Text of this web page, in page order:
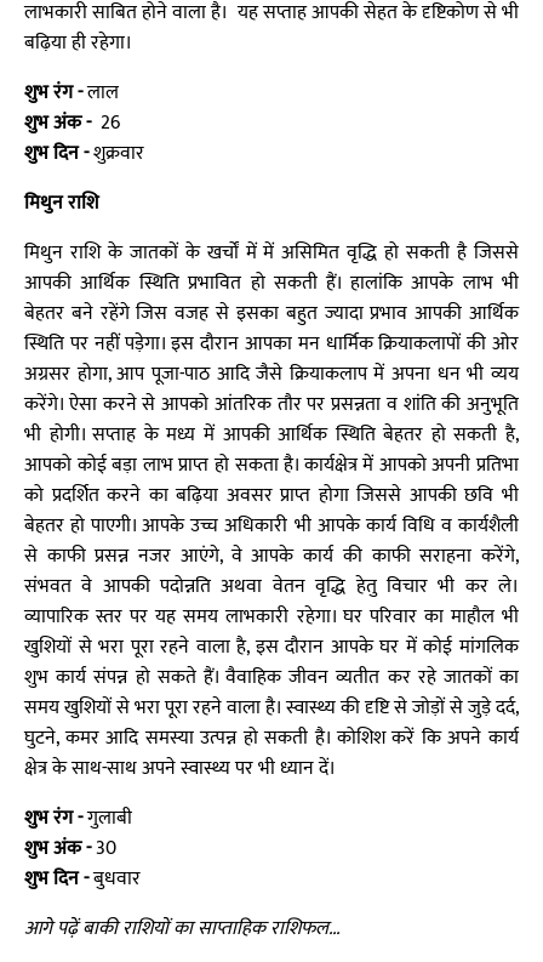
लाभकारी साबित होने वाला है। यह सप्ताह आपकी सेहत के दृष्टिकोण से भी
बढ़िया ही रहेगा।
शुभ रंग -लाल
शुभ अंक -26
शुभ दिन -शुक्रवार
मिथुन राशि
मिथुन राशि के जातकों के खर्चों में में असिमित वृद्धि हो सकती है जिससे
आपकी आर्थिक स्थिति प्रभावित हो सकती हैं। हालांकि आपके लाभ भी
बेहतर बने रहेंगे जिस वजह से इसका बहुत ज्यादा प्रभाव आपकी आर्थिक
स्थिति पर नहीं पड़ेगा। इस दौरान आपका मन धार्मिक क्रियाकलापों की ओर
अग्रसर होगा, आप पूजा-पाठ आदि जैसे क्रियाकलाप में अपना धन भी व्यय
करेंगे। ऐसा करने से आपको आंतरिक तौर पर प्रसन्नता व शांति की अनुभूति
भी होगी। सप्ताह के मध्य में आपकी आर्थिक स्थिति बेहतर हो सकती है,
आपको कोई बड़ा लाभ प्राप्त हो सकता है। कार्यक्षेत्र में आपको अपनी प्रतिभा
को प्रदर्शित करने का बढ़िया अवसर प्राप्त होगा जिससे आपकी छवि भी
बेहतर हो पाएगी। आपके उच्च अधिकारी भी आपके कार्य विधि व कार्यशैली
से काफी प्रसन्न नजर आएंगे, वे आपके कार्य की काफी सराहना करेंगे,
संभवत वे आपकी पदोन्नति अथवा वेतन वृद्धि हेतु विचार भी कर ले।
व्यापारिक स्तर पर यह समय लाभकारी रहेगा। घर परिवार का माहौल भी
खुशियों से भरा पूरा रहने वाला है, इस दौरान आपके घर में कोई मांगलिक
शुभ कार्य संपन्न हो सकते हैं। वैवाहिक जीवन व्यतीत कर रहे जातकों का
समय खुशियों से भरा पूरा रहने वाला है। स्वास्थ्य की दृष्टि से जोड़ों से जुड़े दर्द,
घुटने, कमर आदि समस्या उत्पन्न हो सकती है। कोशिश करें कि अपने कार्य
क्षेत्र के साथ-साथ अपने स्वास्थ्य पर भी ध्यान दें।
शुभ रंग -गुलाबी
शुभ अंक -30
शुभ दिन -बुधवार
आगे पढ़ें बाकी राशियों का साप्ताहिक राशिफल...